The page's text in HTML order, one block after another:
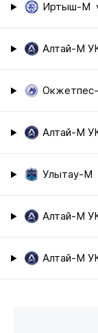
Иртыш-М
Алтай-М
Алтай-М
Улытау-М
Алтай-М
Алтай-М